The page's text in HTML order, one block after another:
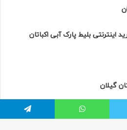
اینترنتی بلیط پارک آبی اکباتان
گیلان
واتس آپ تلگرام